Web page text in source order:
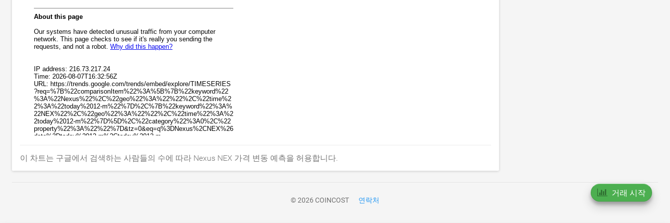
이 차트는 구글에서 검색하는 사람들의 수에 따라 Nexus NEX 가격 변동 예측을 허용합니다.
© 2026 COINCOST 연락처
거래 시작